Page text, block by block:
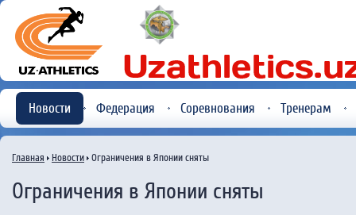
Новости Федерация Соревнования Тренерам
Главная Новости Ограничения в Японии сняты
Ограничения в Японии сняты